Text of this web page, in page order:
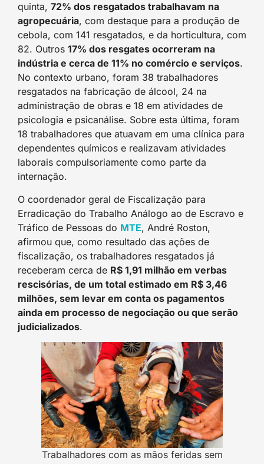
quinta, 72% dos resgatados trabalhavam na
agropecuária, com destaque para a produção de
cebola, com 141 resgatados, e da horticultura, com
82. Outros 17% dos resgates ocorreram na
indústria e cerca de 11% no comércio e serviços.
No contexto urbano, foram 38 trabalhadores
resgatados na fabricação de álcool, 24 na
administração de obras e 18 em atividades de
psicologia e psicanálise. Sobre esta última, foram
18 trabalhadores que atuavam em uma clínica para
dependentes químicos e realizavam atividades
laborais compulsoriamente como parte da
internação.
O coordenador geral de Fiscalização para
Erradicação do Trabalho Análogo ao de Escravo e
Tráfico de Pessoas do MTE, André Roston,
afirmou que, como resultado das ações de
fiscalização, os trabalhadores resgatados já
receberam cerca de R$ 1,91 milhão em verbas
rescisórias, de um total estimado em R$ 3,46
milhões, sem levar em conta os pagamentos
ainda em processo de negociação ou que serão
judicializados.
Trabalhadores com as mãos feridas sem